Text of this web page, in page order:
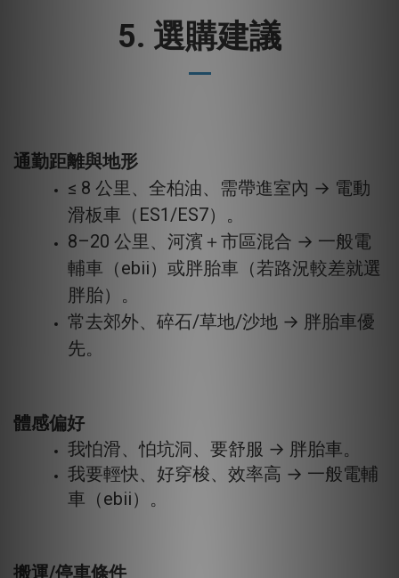
5. 選購建議
通勤距離與地形
≤ 8 公里、全柏油、需帶進室內 → 電動
滑板車（ES1/ES7）。
8–20 公里、河濱＋市區混合 → 一般電
輔車（ebii）或胖胎車（若路況較差就選
胖胎）。
常去郊外、碎石/草地/沙地 → 胖胎車優
先。
體感偏好
我怕滑、怕坑洞、要舒服 → 胖胎車。
我要輕快、好穿梭、效率高 → 一般電輔
車（ebii）。
搬運/停車條件